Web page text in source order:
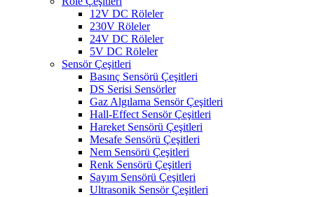
12V DC Röleler
230V Röleler
24V DC Röleler
5V DC Röleler
Sensör Çeşitleri
Basınç Sensörü Çeşitleri
DS Serisi Sensörler
Gaz Algılama Sensör Çeşitleri
Hall-Effect Sensör Çeşitleri
Hareket Sensörü Çeşitleri
Mesafe Sensörü Çeşitleri
Nem Sensörü Çeşitleri
Renk Sensörü Çeşitleri
Sayım Sensörü Çeşitleri
Ultrasonik Sensör Çeşitleri